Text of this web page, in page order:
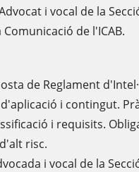
i vocal de la
de l'ICAB.
de Reglament
i contingut.
i requisits.
risc.
i vocal de la